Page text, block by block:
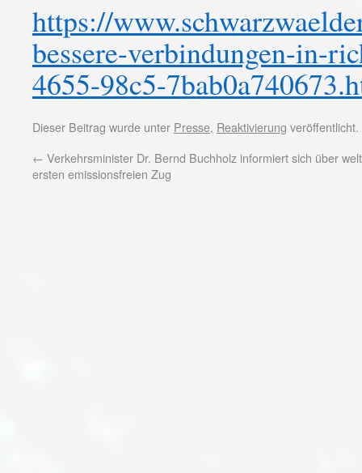
https://
bessere-verbindungen-in-
4655-98c5-
Dieser Beitrag wurde unter Presse, Reaktivierung
← Verkehrsminister Dr. Bernd Buchholz informiert sich über
ersten emissionsfreien Zug